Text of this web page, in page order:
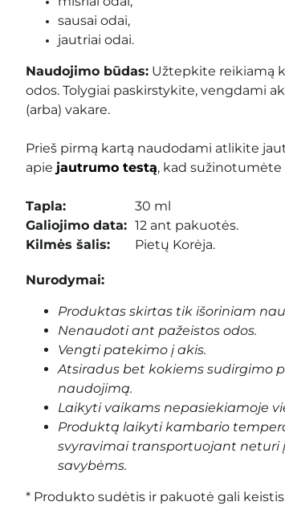
sausai odai,
jautriai odai.
Naudojimo būdas: Užtepkite reikiamą
odos. Tolygiai paskirstykite, vengdami
(arba) vakare.
Prieš pirmą kartą naudodami atlikite
apie jautrumo testą, kad sužinotumėte
Tapla:
30 ml
Galiojimo data: 12 ant pakuotės.
Kilmės šalis: Pietų Korėja.
Nurodymai:
Produktas skirtas tik išoriniam
Nenaudoti ant pažeistos odos.
Vengti patekimo į akis.
Atsiradus bet kokiems sudirgimo
naudojimą.
Laikyti vaikams nepasiekiamoje
Produktą laikyti kambario
svyravimai transportuojant
savybėms.
* Produkto sudėtis ir pakuotė gali